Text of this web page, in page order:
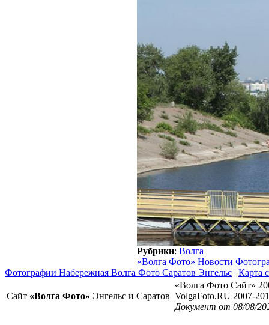
Рубрики: Волга
«Волга Фото» Новости
Фотографии Набережная Волга Фото Саратов Энгельс | Карта
Сайт «Волга Фото» Энгельс и Саратов
«Волга Фото Сайт»
VolgaFoto.RU 2007-
Документ от 08/08/